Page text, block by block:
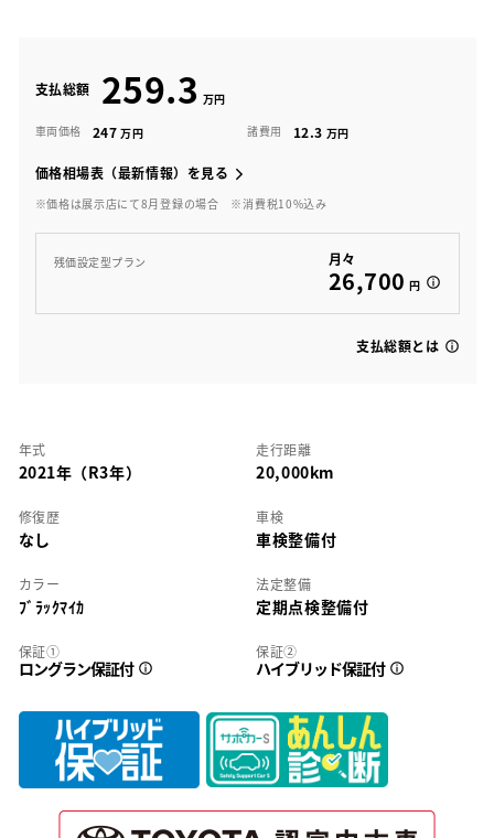
支払総額 259.3
車両価格 247 諸費用 12.3
価格相場表（最新情報）を見る
※価格は展示店にて8月登録の場合 ※消費税10%込み
残価設定型プラン 月々
26,700 円
支払総額とは
年式
2021年（R3年）
走行距離
20,000km
修復歴
なし
車検
車検整備付
カラー
ﾌﾞﾗｯｸﾏｲｶ
法定整備
定期点検整備付
保証①
ロングラン保証付
保証②
ハイブリッド保証付